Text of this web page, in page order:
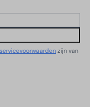
servicevoorwaarden zijn van